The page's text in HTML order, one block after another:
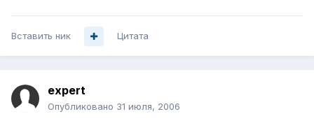
Вставить ник Цитата
expert
Опубликовано 31 июля, 2006